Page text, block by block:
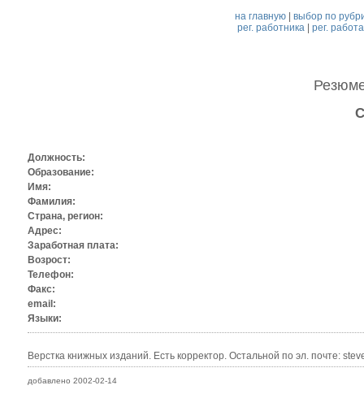
на главную |выбор по
рег. работника| рег.
Должность:
Образование:
Имя:
Фамилия:
Страна, регион:
Адрес:
Заработная плата:
Возрост:
Телефон:
Факс:
email:
Языки:
Верстка книжных изданий. Есть корректор. Остальной по эл. почте:
добавлено 2002-02-14